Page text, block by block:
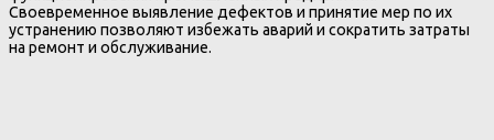
Своевременное выявление дефектов и принятие мер по их
устранению позволяют избежать аварий и сократить затраты
на ремонт и обслуживание.